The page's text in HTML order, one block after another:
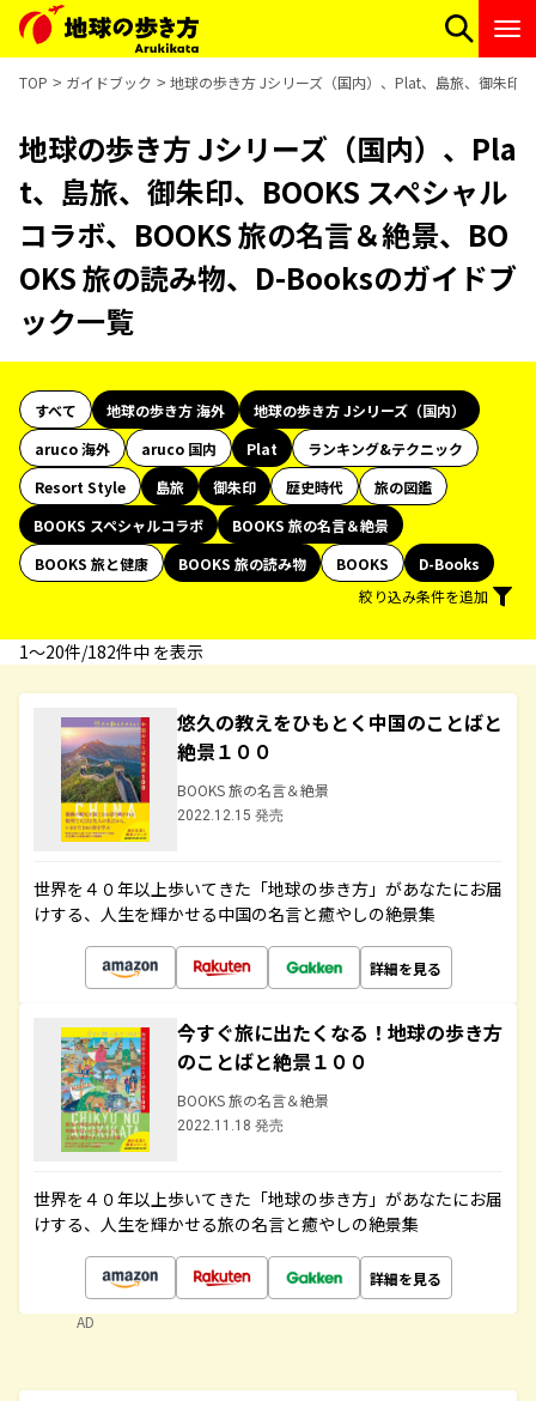
TOP ガイドブック 地球の歩き方 Jシリーズ（国内）、Plat、島旅、御朱印
地球の歩き方 Jシリーズ（国内）、Pla
t、島旅、御朱印、BOOKS スペシャル
コラボ、BOOKS 旅の名言＆絶景、BO
OKS 旅の読み物、D-Booksのガイドブ
ック一覧
すべて 地球の歩き方 海外
地球の歩き方 Jシリーズ（国内）
aruco 海外
aruco 国内 Plat
ランキング&テクニック
Resort Style
島旅 御朱印 歴史時代
旅の図鑑
BOOKS スペシャルコラボ
BOOKS 旅の名言＆絶景
BOOKS 旅と健康
BOOKS 旅の読み物 BOOKS
D-Books
絞り込み条件を追加
1〜20件/182件中 を表示
悠久の教えをひもとく中国のことばと
絶景１００
BOOKS 旅の名言＆絶景
2022.12.15 発売
世界を４０年以上歩いてきた「地球の歩き方」があなたにお届
けする、人生を輝かせる中国の名言と癒やしの絶景集
詳細を見る
今すぐ旅に出たくなる！地球の歩き方
のことばと絶景１００
BOOKS 旅の名言＆絶景
2022.11.18 発売
世界を４０年以上歩いてきた「地球の歩き方」があなたにお届
けする、人生を輝かせる旅の名言と癒やしの絶景集
詳細を見る
AD